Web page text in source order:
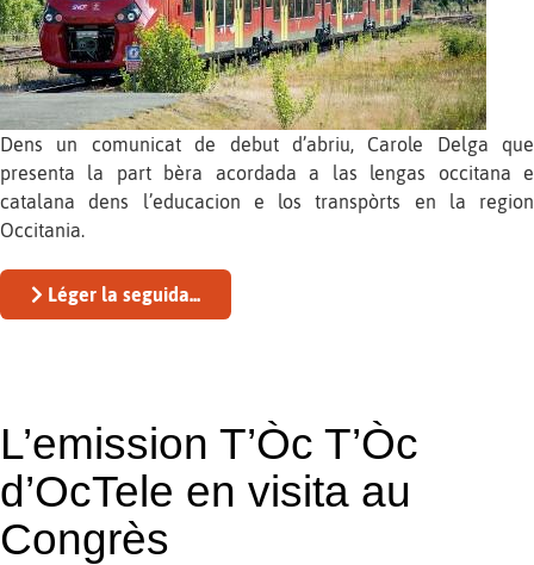
Dens un comunicat de debut d’abriu, Carole Delga que
presenta la part bèra acordada a las lengas occitana e
catalana dens l’educacion e los transpòrts en la region
Occitania.
Léger la seguida...
L’emission T’Òc T’Òc
d’OcTele en visita au
Congrès